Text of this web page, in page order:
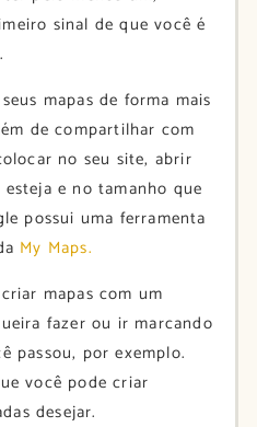
sinal de que você é
mapas de forma mais
de compartilhar com
no seu site, abrir
e no tamanho que
possui uma ferramenta
My Maps.
mapas com um
fazer ou ir marcando
passou, por exemplo.
você pode criar
desejar.